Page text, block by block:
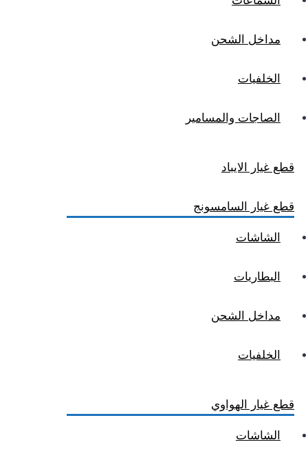
مداخل الشحن
الخلفيات
الصاجات والمسامير
قطع غيار الايباد
قطع غيار السامسونج
الشاشات
البطاريات
مداخل الشحن
الخلفيات
قطع غيار الهواوي
الشاشات